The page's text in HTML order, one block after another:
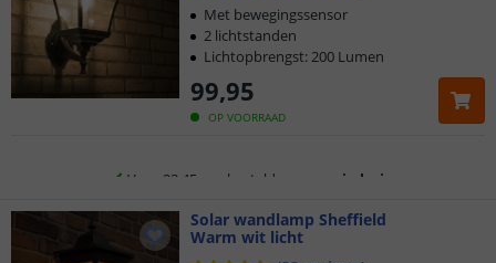
OP VOORRAAD
99,95
Met bewegingssensor
2 lichtstanden
Lichtopbrengst: 200 Lumen
2 jaar garantie
Gratis verzending vanaf € 20,-
Klantbeoordeling 9.1
Solar wandlamp Sheffield
Warm wit licht